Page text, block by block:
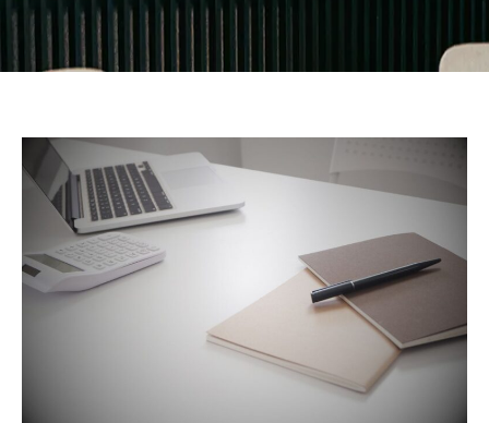
MONTE SUA CARTEIRA
CONTEÚDOS
CONTATO